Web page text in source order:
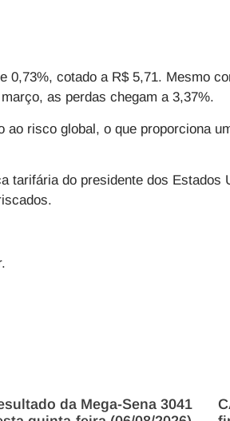
0,73%, cotado a R$ 5,71. Mesmo
as perdas chegam a 3,37%.
risco global, o que proporciona
tarifária do presidente dos Estados
da Mega-Sena 3041